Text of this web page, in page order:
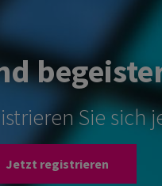
Sie sich
Jetzt registrieren